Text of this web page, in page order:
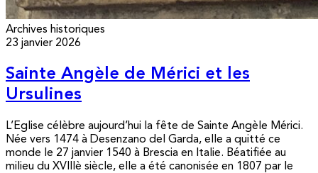
Archives historiques
23 janvier 2026
Sainte Angèle de Mérici et les
Ursulines
L’Eglise célèbre aujourd’hui la fête de Sainte Angèle Mérici.
Née vers 1474 à Desenzano del Garda, elle a quitté ce
monde le 27 janvier 1540 à Brescia en Italie. Béatifiée au
milieu du XVIIIè siècle, elle a été canonisée en 1807 par le